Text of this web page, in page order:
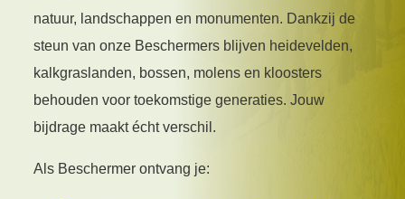
natuur, landschappen en monumenten. Dankzij de
steun van onze Beschermers blijven heidevelden,
kalkgraslanden, bossen, molens en kloosters
behouden voor toekomstige generaties. Jouw
bijdrage maakt écht verschil.
Als Beschermer ontvang je: